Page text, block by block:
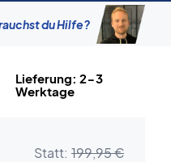
du Hilfe?
Lieferung: 2-3
Werktage
Statt: 199,95 €